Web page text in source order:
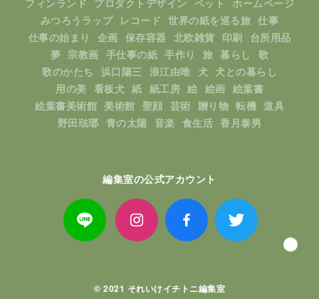
フィンランド
プロダクトデザイン ペット
ホームページ
みつろうラップ
レコード 世界の紙を巡る旅
仕事
仕事の始まり
企画 保存容器 北欧雑貨 印刷
台所用品
夢
宗教画 手仕事の紙 手作り 旅 暮らし
歌
歌のかたち
浜口陽三 浪江由唯 犬
犬との暮らし
用の美
看板犬 紙 紙工房 絵 絵画
絵葉書
絵葉書美術館
美術館 聖顔 芸術 贈り物 転機
道具
野田琺瑯
青の太陽 音楽 食生活 香月泰男
編集室の公式アカウント
© 2021 それいけイチトニ編集室